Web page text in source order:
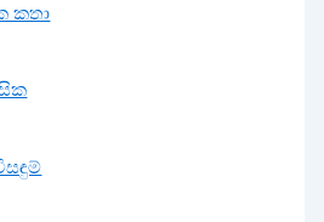
කතා